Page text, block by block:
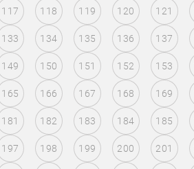
117 118 119 120 121
133 134 135 136 137
149 150 151 152 153
165 166 167 168 169
181 182 183 184 185
197 198 199 200 201